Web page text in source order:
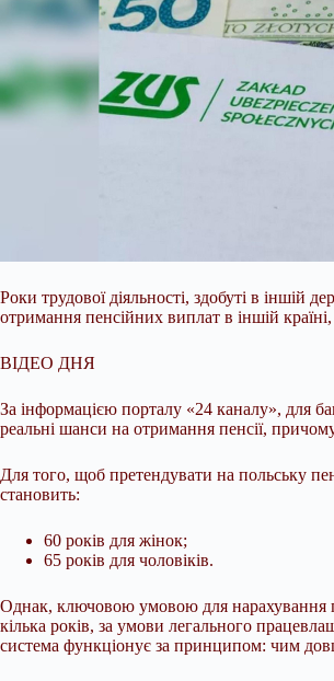
Роки трудової діяльності, здобуті в
отримання пенсійних виплат в іншій
ВІДЕО ДНЯ
За інформацією порталу «24 каналу», для
реальні шанси на отримання пенсії,
Для того, щоб претендувати на польську
становить:
60 років для жінок;
65 років для чоловіків.
Однак, ключовою умовою для нарахування
кілька років, за умови легального
система функціонує за принципом: чим